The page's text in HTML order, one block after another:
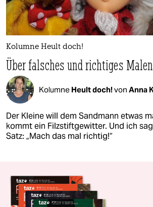
Kolumne Heult doch!
Über falsches und richtiges Malen
Kolumne Heult doch!von Anna
Der Kleine will dem Sandmann etwas
kommt ein Filzstiftgewitter. Und ich
Satz: „Mach das mal richtig!“